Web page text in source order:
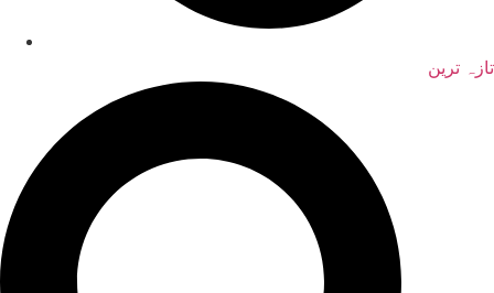
تازہ ترین